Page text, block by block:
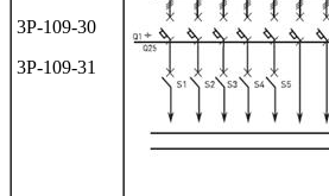
3Р-109-30
3Р-109-31